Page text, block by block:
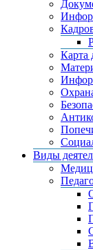
Карта
Виды